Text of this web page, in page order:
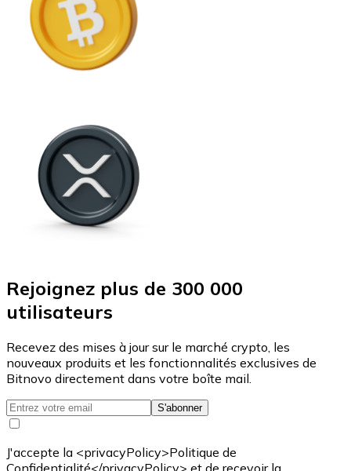
Rejoignez plus de 300 000
utilisateurs
Recevez des mises à jour sur le marché crypto, les
nouveaux produits et les fonctionnalités exclusives de
Bitnovo directement dans votre boîte mail.
S'abonner
J'accepte la <privacyPolicy>Politique de
Confidentialité</privacyPolicy> et de recevoir la